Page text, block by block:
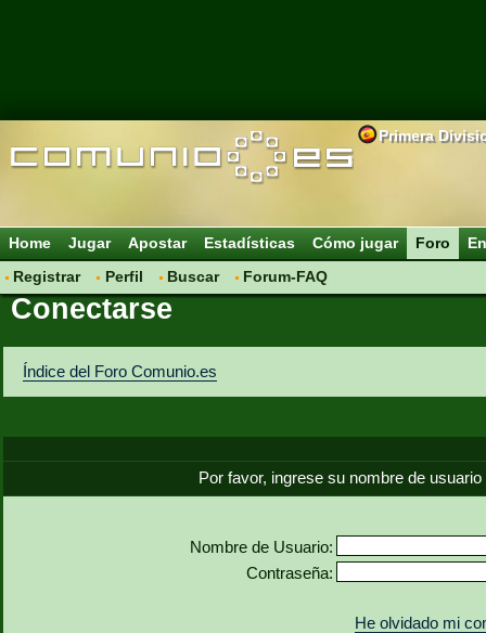
Primera
Home Jugar Apostar Estadísticas Cómo jugar
Foro
Registrar
Perfil Buscar Forum-FAQ
Conectarse
Índice del Foro Comunio.es
Por favor, ingrese su nombre de
Nombre de Usuario:
Contraseña:
He olvidado mi